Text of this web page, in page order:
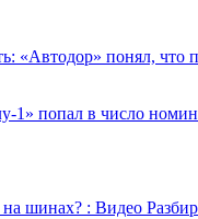
«Автодор» понял, что
попал в число
на шинах? : Видео